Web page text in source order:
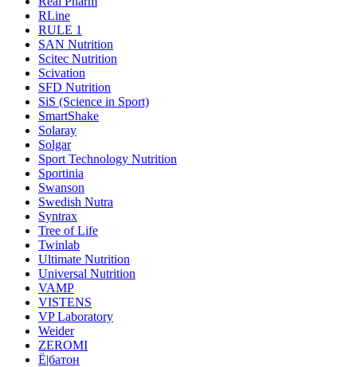
RLine
RULE 1
SAN Nutrition
Scitec Nutrition
Scivation
SFD Nutrition
SiS (Science in Sport)
SmartShake
Solaray
Solgar
Sport Technology Nutrition
Sportinia
Swanson
Swedish Nutra
Syntrax
Tree of Life
Twinlab
Ultimate Nutrition
Universal Nutrition
VAMP
VISTENS
VP Laboratory
Weider
ZEROMI
Ё|батон